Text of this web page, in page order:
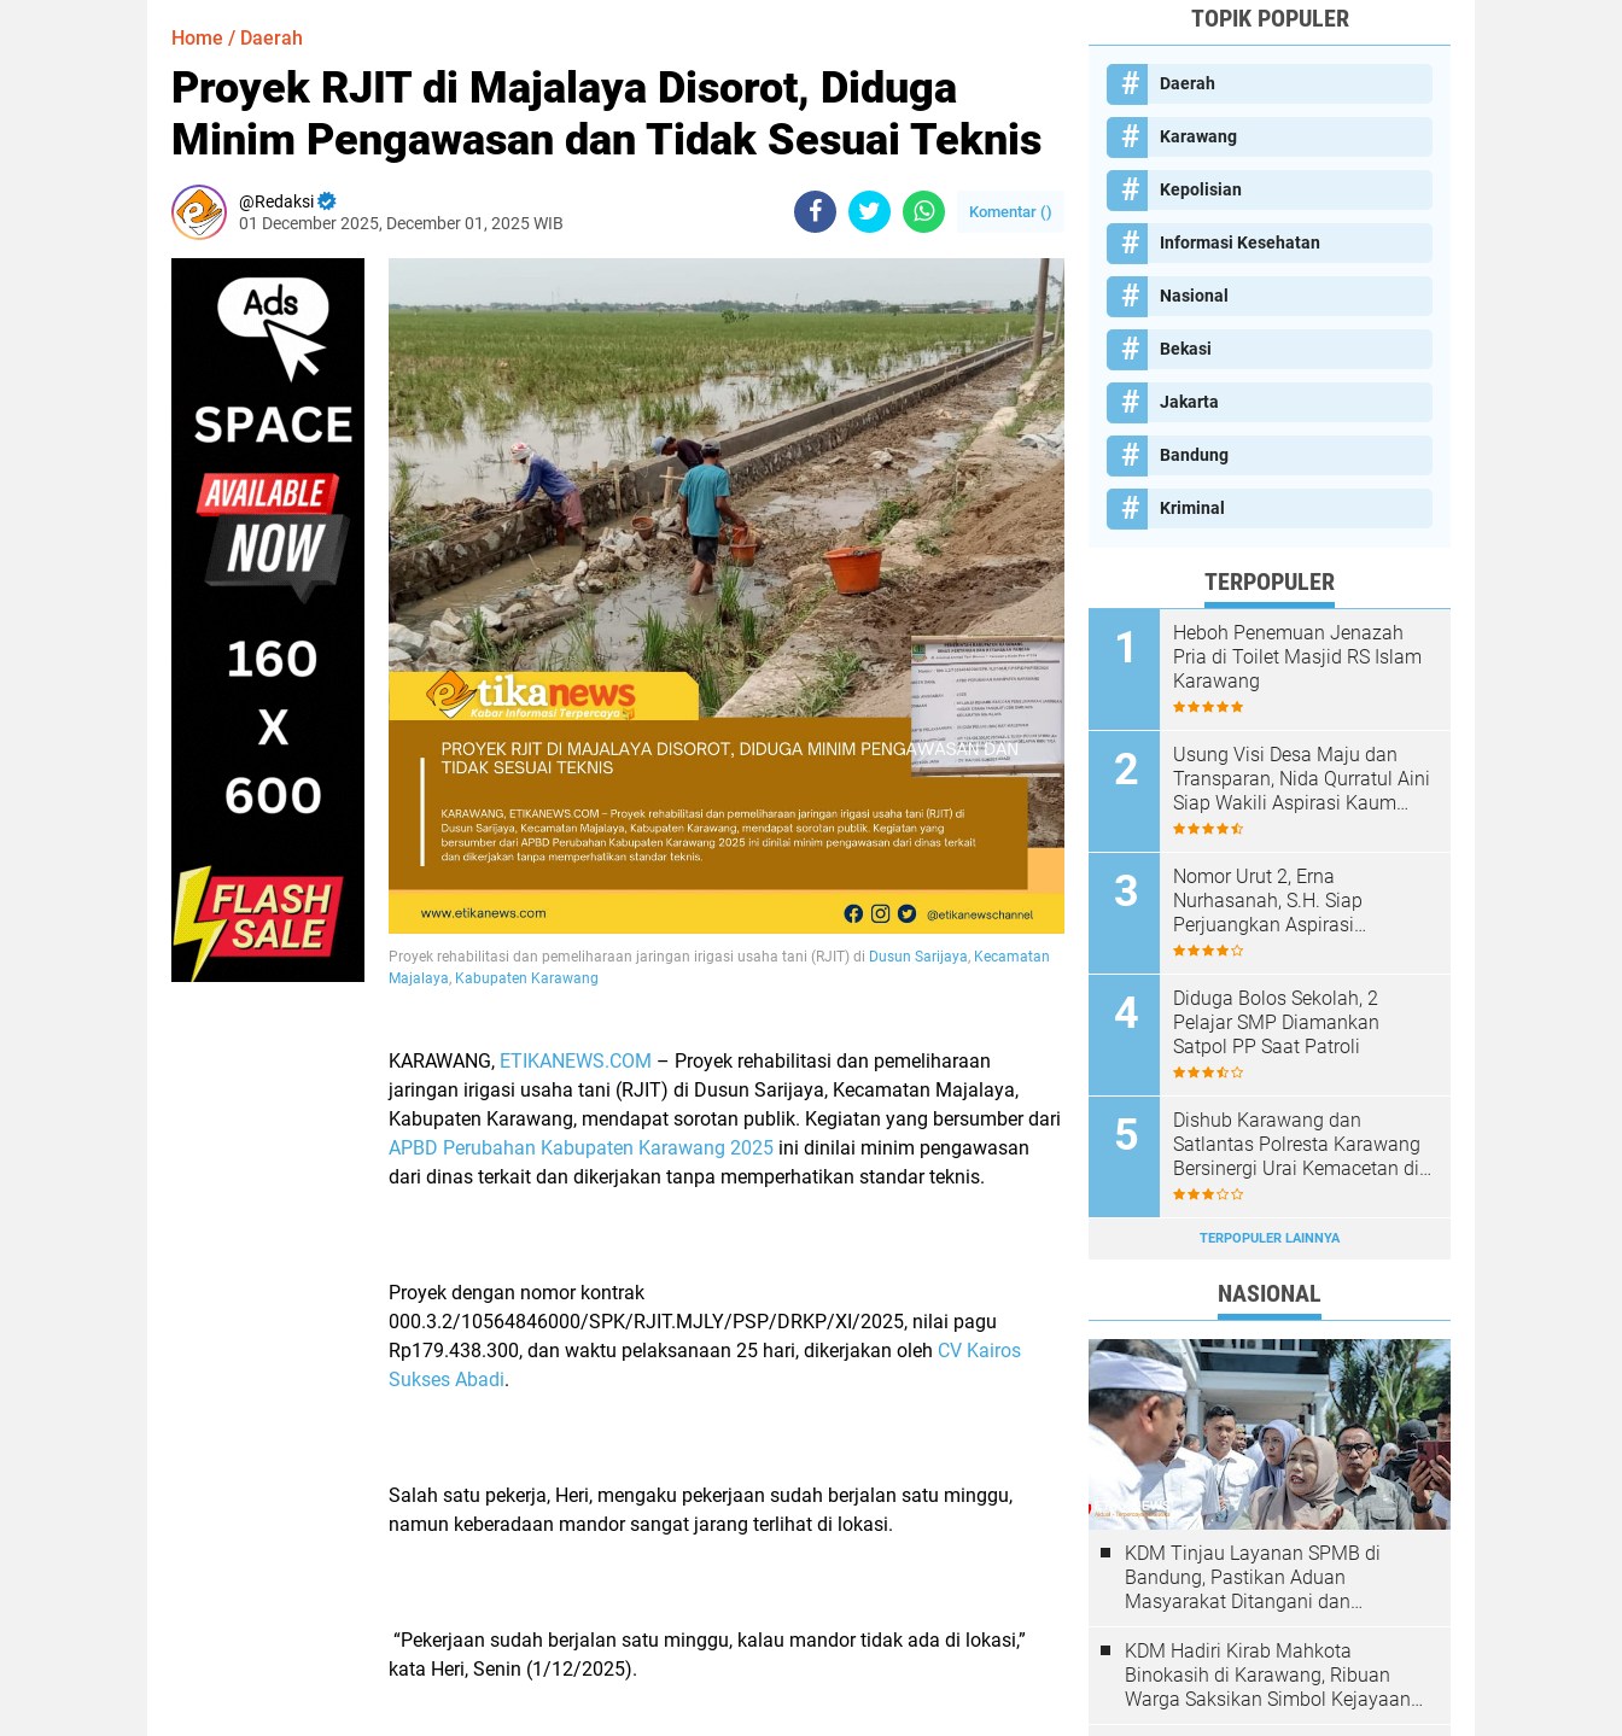
Home / Daerah
Proyek RJIT di Majalaya Disorot, Diduga
Minim Pengawasan dan Tidak Sesuai Teknis
Redaksi
01 December 2025, December 01, 2025 WIB
Komentar ()
Proyek rehabilitasi dan pemeliharaan jaringan irigasi usaha tani (RJIT) di Dusun Sarijaya, Kecamatan
Majalaya, Kabupaten Karawang
KARAWANG, ETIKANEWS.COM – Proyek rehabilitasi dan pemeliharaan
jaringan irigasi usaha tani (RJIT) di Dusun Sarijaya, Kecamatan Majalaya,
Kabupaten Karawang, mendapat sorotan publik. Kegiatan yang bersumber dari
APBD Perubahan Kabupaten Karawang 2025 ini dinilai minim pengawasan
dari dinas terkait dan dikerjakan tanpa memperhatikan standar teknis.
Proyek dengan nomor kontrak
000.3.2/10564846000/SPK/RJIT.MJLY/PSP/DRKP/XI/2025, nilai pagu
Rp179.438.300, dan waktu pelaksanaan 25 hari, dikerjakan oleh CV Kairos
Sukses Abadi.
Salah satu pekerja, Heri, mengaku pekerjaan sudah berjalan satu minggu,
namun keberadaan mandor sangat jarang terlihat di lokasi.
“Pekerjaan sudah berjalan satu minggu, kalau mandor tidak ada di lokasi,”
kata Heri, Senin (1/12/2025).
TOPIK POPULER
Daerah
Karawang
Kepolisian
Informasi Kesehatan
Nasional
Bekasi
Jakarta
Bandung
Kriminal
TERPOPULER
Heboh Penemuan Jenazah
Pria di Toilet Masjid RS Islam
Karawang
Usung Visi Desa Maju dan
Transparan, Nida Qurratul Aini
Siap Wakili Aspirasi Kaum
Perempuan di BPD Desa
Nomor Urut 2, Erna
Nurhasanah, S.H. Siap
Perjuangkan Aspirasi
Perempuan di BPD Desa
Diduga Bolos Sekolah, 2
Pelajar SMP Diamankan
Satpol PP Saat Patroli
Dishub Karawang dan
Satlantas Polresta Karawang
Bersinergi Urai Kemacetan di
Jalan Syech Quro
TERPOPULER LAINNYA
NASIONAL
KDM Tinjau Layanan SPMB di
Bandung, Pastikan Aduan
Masyarakat Ditangani dan
KDM Hadiri Kirab Mahkota
Binokasih di Karawang, Ribuan
Warga Saksikan Simbol Kejayaan